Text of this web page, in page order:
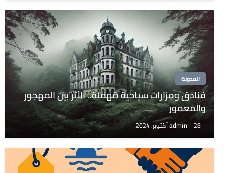
المدونة
فنادق ومزارات سياحية مُهملة.. الأثر بين المهجور
والمعمور
admin 28 أكتوبر، 2024